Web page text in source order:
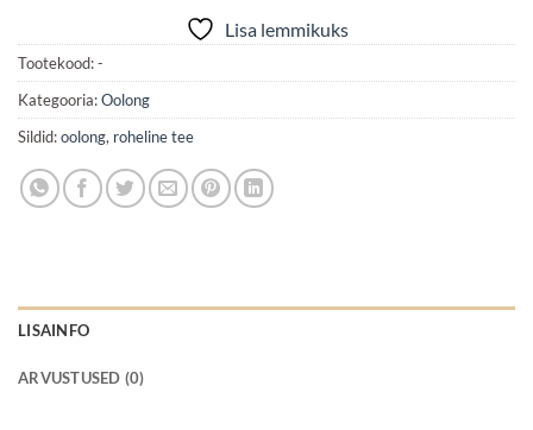
Lisa lemmikuks
Tootekood:-
Kategooria:Oolong
Sildid:oolong, roheline tee
LISAINFO
ARVUSTUSED (0)